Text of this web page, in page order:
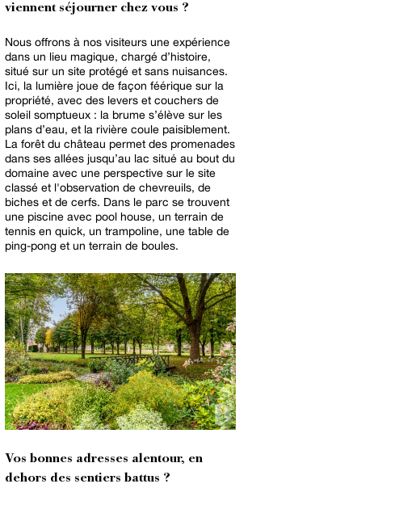
viennent séjourner chez vous ?
Nous offrons à nos visiteurs une expérience
dans un lieu magique, chargé d’histoire,
situé sur un site protégé et sans nuisances.
Ici, la lumière joue de façon féérique sur la
propriété, avec des levers et couchers de
soleil somptueux : la brume s’élève sur les
plans d’eau, et la rivière coule paisiblement.
La forêt du château permet des promenades
dans ses allées jusqu’au lac situé au bout du
domaine avec une perspective sur le site
classé et l'observation de chevreuils, de
biches et de cerfs. Dans le parc se trouvent
une piscine avec pool house, un terrain de
tennis en quick, un trampoline, une table de
ping-pong et un terrain de boules.
Vos bonnes adresses alentour, en
dehors des sentiers battus ?